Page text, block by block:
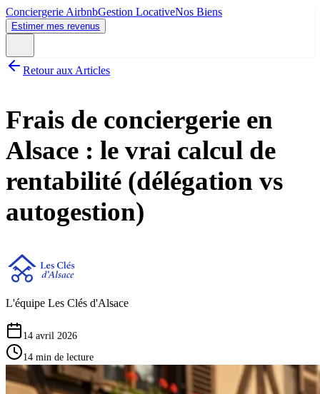
Conciergerie AirbnbGestion LocativeNos Biens
Estimer mes revenus
Retour aux Articles
Frais de conciergerie en
Alsace : le vrai calcul de
rentabilité (délégation vs
autogestion)
L'équipe Les Clés d'Alsace
14 avril 2026
14 min de lecture